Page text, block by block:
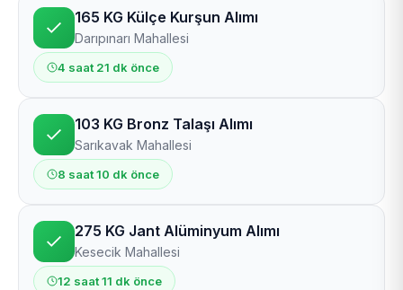
165 KG Külçe Kurşun Alımı
Darıpınarı Mahallesi
4 saat 21 dk önce
103 KG Bronz Talaşı Alımı
Sarıkavak Mahallesi
8 saat 10 dk önce
275 KG Jant Alüminyum Alımı
Kesecik Mahallesi
12 saat 11 dk önce